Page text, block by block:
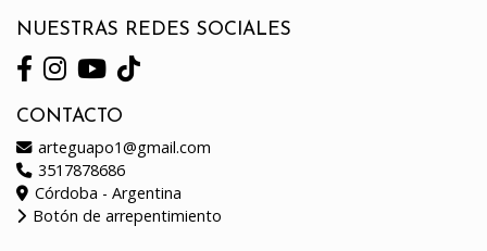
NUESTRAS REDES SOCIALES
CONTACTO
arteguapo1@gmail.com
3517878686
Córdoba - Argentina
Botón de arrepentimiento